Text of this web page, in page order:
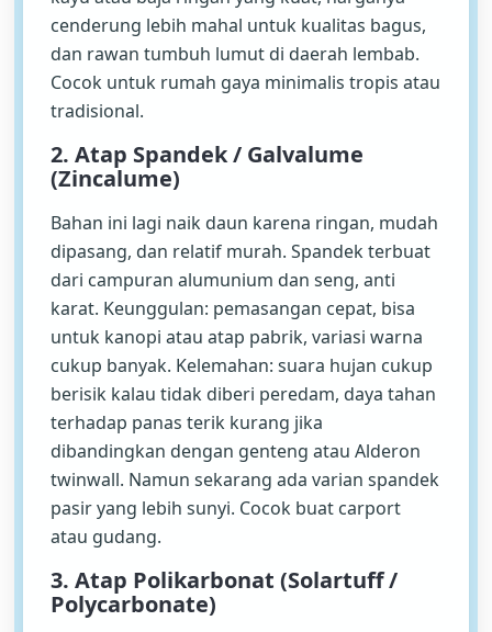
cenderung lebih mahal untuk kualitas bagus,
dan rawan tumbuh lumut di daerah lembab.
Cocok untuk rumah gaya minimalis tropis atau
tradisional.
2. Atap Spandek / Galvalume
(Zincalume)
Bahan ini lagi naik daun karena ringan, mudah
dipasang, dan relatif murah. Spandek terbuat
dari campuran alumunium dan seng, anti
karat. Keunggulan: pemasangan cepat, bisa
untuk kanopi atau atap pabrik, variasi warna
cukup banyak. Kelemahan: suara hujan cukup
berisik kalau tidak diberi peredam, daya tahan
terhadap panas terik kurang jika
dibandingkan dengan genteng atau Alderon
twinwall. Namun sekarang ada varian spandek
pasir yang lebih sunyi. Cocok buat carport
atau gudang.
3. Atap Polikarbonat (Solartuff /
Polycarbonate)